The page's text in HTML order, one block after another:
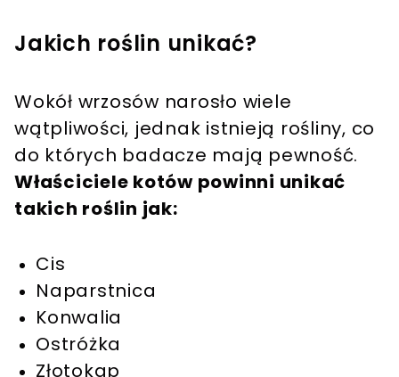
Jakich roślin unikać?
Wokół wrzosów narosło wiele
wątpliwości, jednak istnieją rośliny, co
do których badacze mają pewność.
Właściciele kotów powinni unikać
takich roślin jak:
Cis
Naparstnica
Konwalia
Ostróżka
Złotokap